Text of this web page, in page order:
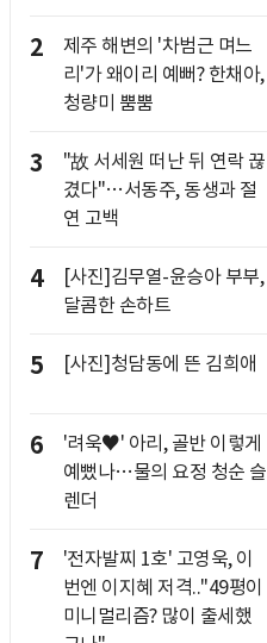
2
제주 해변의 '차범근 며느
리'가 왜이리 예뻐? 한채아,
청량미 뿜뿜
3
"故 서세원 떠난 뒤 연락 끊
겼다"…서동주, 동생과 절
연 고백
4
[사진]김무열-윤승아 부부,
달콤한 손하트
5 [사진]청담동에 뜬 김희애
6
'려욱♥' 아리, 골반 이렇게
예뻤나…물의 요정 청순 슬
렌더
7
'전자발찌 1호' 고영욱, 이
번엔 이지혜 저격.."49평이
미니멀리즘? 많이 출세했